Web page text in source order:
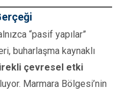
“pasif yapılar”
buharlaşma kaynaklı
çevresel etki
Marmara Bölgesi’nin